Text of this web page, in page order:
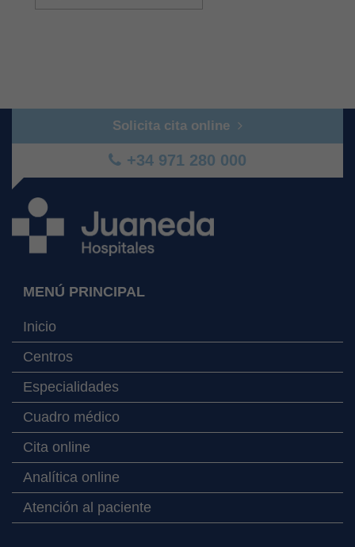
Solicita cita online
+34 971 280 000
MENÚ PRINCIPAL
Inicio
Centros
Especialidades
Cuadro médico
Cita online
Analítica online
Atención al paciente